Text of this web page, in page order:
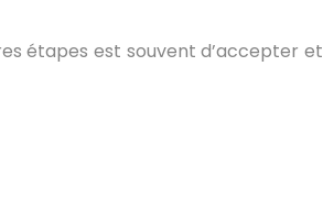
étapes est souvent d’accepter et